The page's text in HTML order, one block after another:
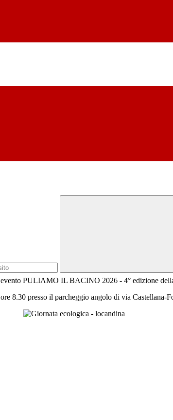
PULIAMO IL BACINO 2026 - 4° edizione
8.30 presso il parcheggio angolo di via Castellana-